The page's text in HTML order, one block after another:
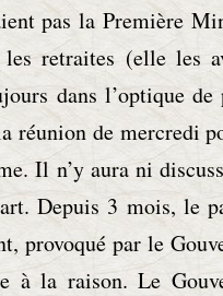
pas la Première
retraites (elle les
dans l’optique de
réunion de mercredi
Il n’y aura ni
Depuis 3 mois, le
provoqué par le
à la raison. Le